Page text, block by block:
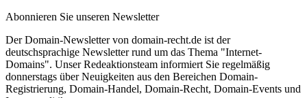
Abonnieren Sie unseren Newsletter
Der Domain-Newsletter von domain-recht.de ist der
deutschsprachige Newsletter rund um das Thema "Internet-
Domains". Unser Redeaktionsteam informiert Sie regelmäßig
donnerstags über Neuigkeiten aus den Bereichen Domain-
Registrierung, Domain-Handel, Domain-Recht, Domain-Events und